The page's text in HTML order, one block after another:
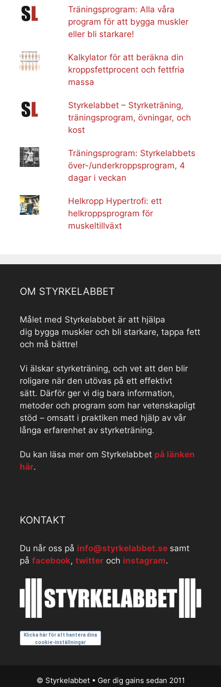
Träningsprogram: Alla våra
program för att bygga muskler
eller bli starkare!
Kalkylator för att beräkna din
kroppsfettprocent och fettfria
massa
Styrkelabbet – Styrketräning,
träningsprogram, övningar, och
kost
Träningsprogram: Styrkelabbets
över-/underkroppsprogram, 4
dagar i veckan
Helkropp Hypertrofi: ett
helkroppsprogram för
muskeltillväxt
OM STYRKELABBET
Målet med Styrkelabbet är att hjälpa
dig bygga muskler och bli starkare, tappa fett
och må bättre!
Vi älskar styrketräning, och vet att den blir
roligare när den utövas på ett effektivt
sätt. Därför ger vi dig bara information,
metoder och program som har vetenskapligt
stöd – omsatt i praktiken med hjälp av vår
långa erfarenhet av styrketräning.
Du kan läsa mer om Styrkelabbet på länken
här.
KONTAKT
Du når oss på info@styrkelabbet.se samt
på facebook, twitter och instagram.
Klicka här för att hantera dina
cookie-inställningar
© Styrkelabbet • Ger dig gains sedan 2011